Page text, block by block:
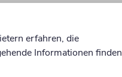
durch
ausgesetzt
und die
erfahren, die
Informationen finden